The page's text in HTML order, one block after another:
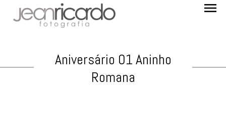
menu
Aniversário 01 Aninho
Romana